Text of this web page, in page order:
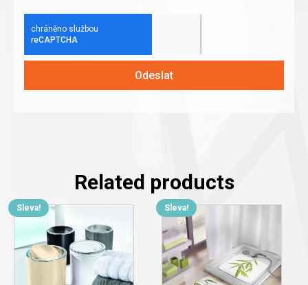
Odeslat
Related products
Sleva!
This
multiple
Sleva!
This
product
has
multiple
variants.
The